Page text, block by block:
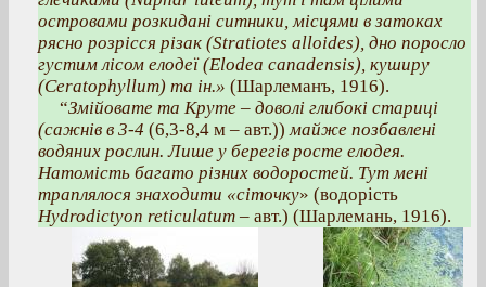
островами розкидані ситники, місцями в затоках
рясно розрісся різак (Stratiotes alloides), дно поросло
густим лісом елодеї (Elodea canadensis), куширу
(Ceratophyllum) та ін.» (Шарлеманъ, 1916).
“Змійовате та Круте – доволі глибокі стариці
(сажнів в 3-4 (6,3-8,4 м – авт.)) майже позбавлені
водяних рослин. Лише у берегів росте елодея.
Натомість багато різних водоростей. Тут мені
траплялося знаходити «сіточку» (водорість
Hydrodictyon reticulatum – авт.) (Шарлемань, 1916).